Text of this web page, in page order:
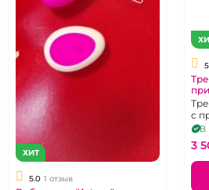
ХИТ
5.0 1 отзыв
с
В
3